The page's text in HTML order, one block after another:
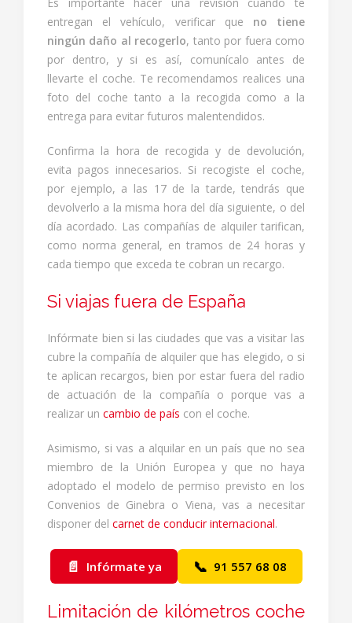
Es importante hacer una revisión cuando te
entregan el vehículo, verificar que no tiene
ningún daño al recogerlo, tanto por fuera como
por dentro, y si es así, comunícalo antes de
llevarte el coche. Te recomendamos realices una
foto del coche tanto a la recogida como a la
entrega para evitar futuros malentendidos.
Confirma la hora de recogida y de devolución,
evita pagos innecesarios. Si recogiste el coche,
por ejemplo, a las 17 de la tarde, tendrás que
devolverlo a la misma hora del día siguiente, o del
día acordado. Las compañías de alquiler tarifican,
como norma general, en tramos de 24 horas y
cada tiempo que exceda te cobran un recargo.
Si viajas fuera de España
Infórmate bien si las ciudades que vas a visitar las
cubre la compañía de alquiler que has elegido, o si
te aplican recargos, bien por estar fuera del radio
de actuación de la compañía o porque vas a
realizar un cambio de país con el coche.
Asimismo, si vas a alquilar en un país que no sea
miembro de la Unión Europea y que no haya
adoptado el modelo de permiso previsto en los
Convenios de Ginebra o Viena, vas a necesitar
disponer del carnet de conducir internacional.
📄 Infórmate ya 📞 91 557 68 08
Limitación de kilómetros coche